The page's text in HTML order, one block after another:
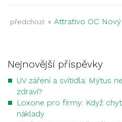
předchozí: « Attrativo OC
Nejnovější příspěvky
UV záření a svítidla: Mýtus
zdraví?
Loxone pro firmy: Když
náklady